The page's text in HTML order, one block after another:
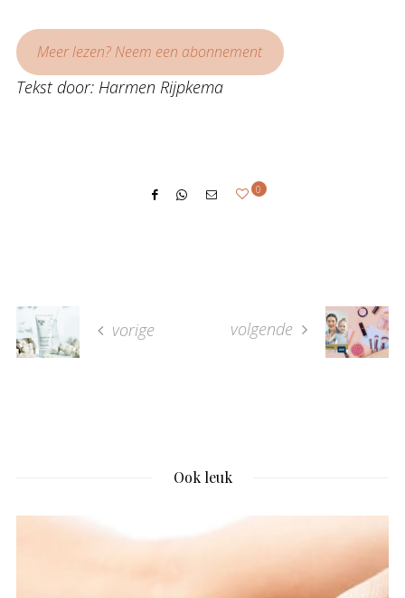
Meer lezen? Neem een abonnement
Tekst door: Harmen Rijpkema
0
vorige volgende
Ook leuk